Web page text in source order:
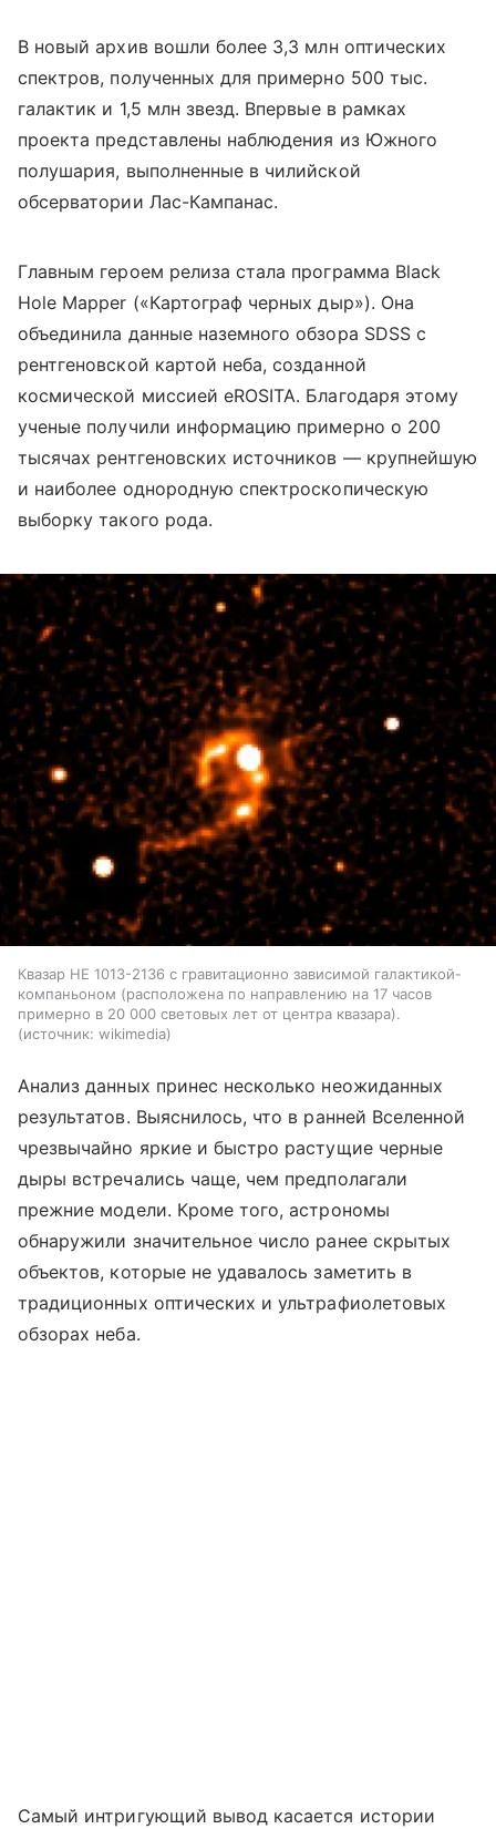
В новый архив вошли более 3,3 млн оптических
спектров, полученных для примерно 500 тыс.
галактик и 1,5 млн звезд. Впервые в рамках
проекта представлены наблюдения из Южного
полушария, выполненные в чилийской
обсерватории Лас-Кампанас.
Главным героем релиза стала программа Black
Hole Mapper («Картограф черных дыр»). Она
объединила данные наземного обзора SDSS с
рентгеновской картой неба, созданной
космической миссией eROSITA. Благодаря этому
ученые получили информацию примерно о 200
тысячах рентгеновских источников — крупнейшую
и наиболее однородную спектроскопическую
выборку такого рода.
Квазар HE 1013-2136 с гравитационно зависимой галактикой-
компаньоном (расположена по направлению на 17 часов
примерно в 20 000 световых лет от центра квазара).
источник: wikimedia
Анализ данных принес несколько неожиданных
результатов. Выяснилось, что в ранней Вселенной
чрезвычайно яркие и быстро растущие черные
дыры встречались чаще, чем предполагали
прежние модели. Кроме того, астрономы
обнаружили значительное число ранее скрытых
объектов, которые не удавалось заметить в
традиционных оптических и ультрафиолетовых
обзорах неба.
Самый интригующий вывод касается истории